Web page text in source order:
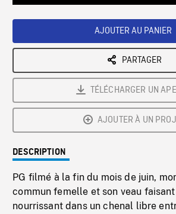
AJOUTER AU PANIER
PARTAGER
TÉLÉCHARGER UN
AJOUTER À UN
DESCRIPTION
PG filmé à la fin du mois de juin,
commun femelle et son veau
nourrissant dans un chenal libre